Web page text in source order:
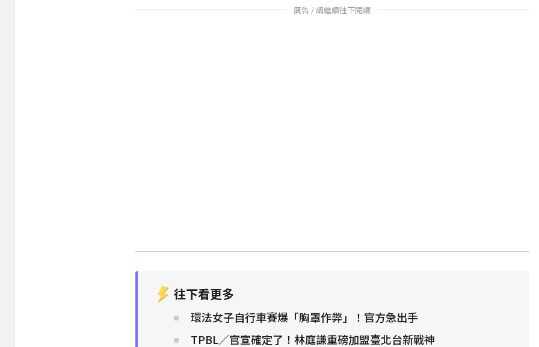
廣告 / 請繼續往下閱讀
往下看更多
環法女子自行車賽爆「胸罩作弊」！官方急出手
TPBL／官宣確定了！林庭謙重磅加盟臺北台新戰神